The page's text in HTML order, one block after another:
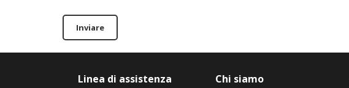
Inviare
Linea di assistenza Chi siamo